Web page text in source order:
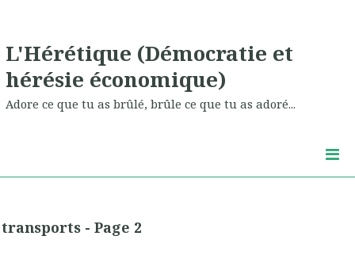
L'Hérétique (Démocratie et
hérésie économique)
Adore ce que tu as brûlé, brûle ce que tu as adoré...
transports - Page 2